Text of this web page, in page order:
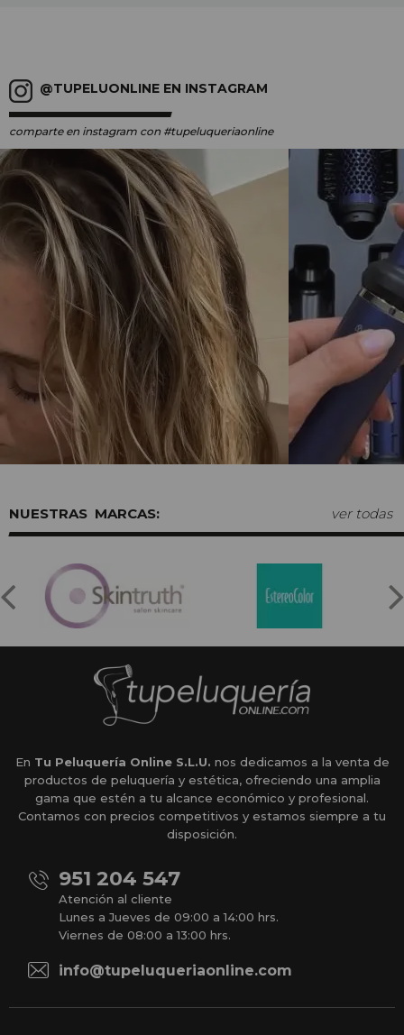
@TUPELUONLINE EN INSTAGRAM
comparte en instagram con #tupeluqueriaonline
MARCAS: ver todas
En Tu Peluquería Online S.L.U. nos dedicamos a la venta de
productos de peluquería y estética, ofreciendo una amplia
gama que estén a tu alcance económico y profesional.
Contamos con precios competitivos y estamos siempre a tu
disposición.
951 204 547
Atención al cliente
Lunes a Jueves de 09:00 a 14:00 hrs.
Viernes de 08:00 a 13:00 hrs.
info@tupeluqueriaonline.com